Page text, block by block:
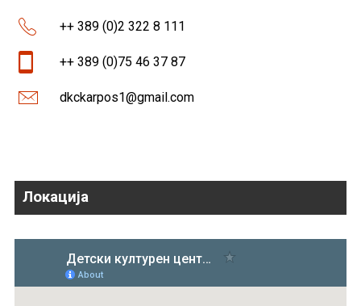
++ 389 (0)2 322 8 111
++ 389 (0)75 46 37 87
dkckarpos1@gmail.com
Локација